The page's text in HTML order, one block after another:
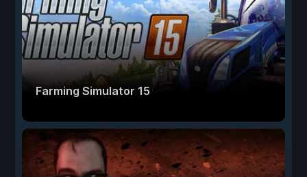
Farming Simulator 15